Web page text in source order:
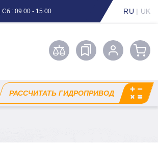
Сб : 09.00 - 15.00 RU | UK
РАССЧИТАТЬ ГИДРОПРИВОД